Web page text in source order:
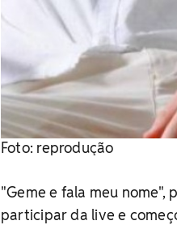
Foto: reprodução
"Geme e fala meu
participar da live e